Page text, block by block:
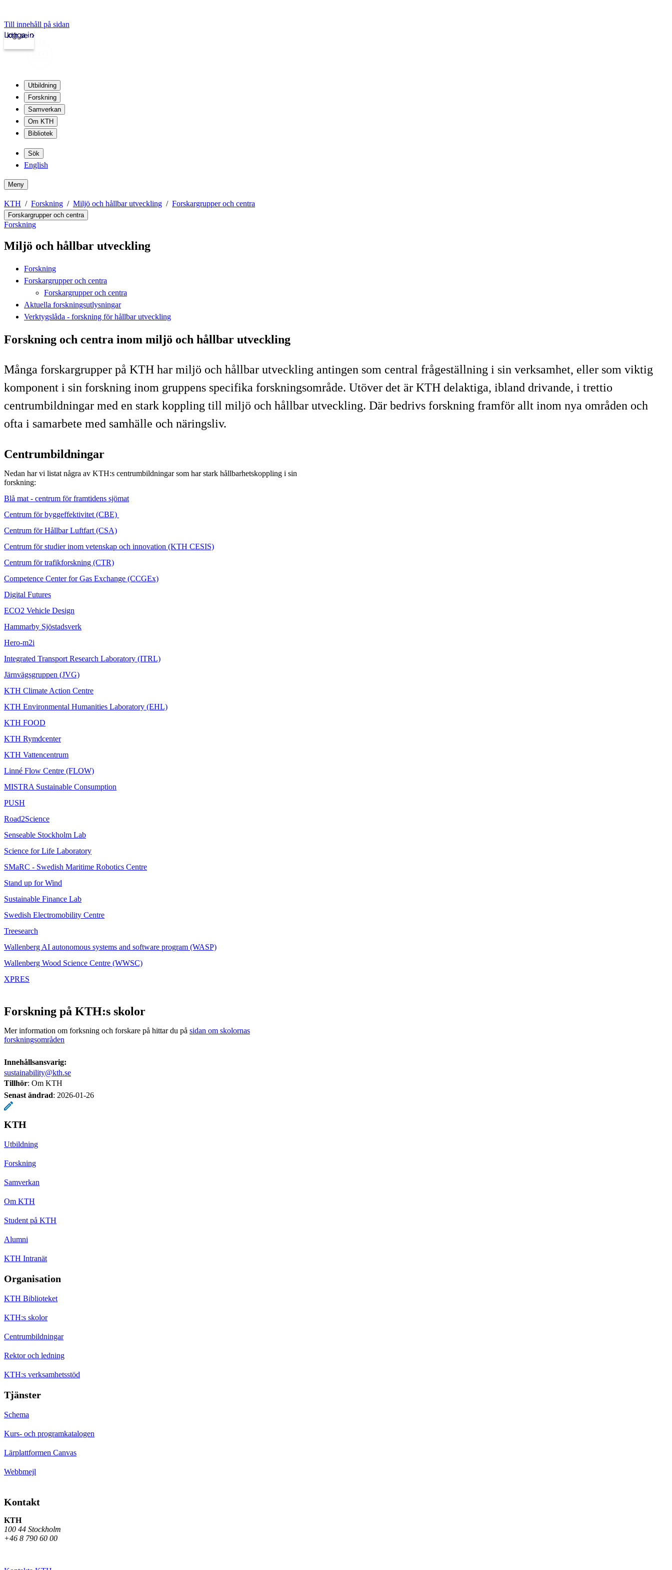
Till innehåll på sidan
kth.se
Logga in
Utbildning
Forskning
Samverkan
Om KTH
Bibliotek
Sök
English
Meny
KTH Forskning Miljö och hållbar utveckling Forskargrupper och centra
Forskargrupper och centra
Forskning
Miljö och hållbar utveckling
Forskning
Forskargrupper och centra
Forskargrupper och centra
Aktuella forskningsutlysningar
Verktygslåda - forskning för hållbar utveckling
Forskning och centra inom miljö och hållbar utveckling
Många forskargrupper på KTH har miljö och hållbar utveckling antingen som central frågeställning i sin verksamhet, eller som viktig
komponent i sin forskning inom gruppens specifika forskningsområde. Utöver det är KTH delaktiga, ibland drivande, i trettio
centrumbildningar med en stark koppling till miljö och hållbar utveckling. Där bedrivs forskning framför allt inom nya områden och
ofta i samarbete med samhälle och näringsliv.
Centrumbildningar
Nedan har vi listat några av KTH:s centrumbildningar som har stark hållbarhetskoppling i sin
forskning:
Blå mat - centrum för framtidens sjömat
Centrum för byggeffektivitet (CBE)
Centrum för Hållbar Luftfart (CSA)
Centrum för studier inom vetenskap och innovation (KTH CESIS)
Centrum för trafikforskning (CTR)
Competence Center for Gas Exchange (CCGEx)
Digital Futures
ECO2 Vehicle Design
Hammarby Sjöstadsverk
Hero-m2i
Integrated Transport Research Laboratory (ITRL)
Järnvägsgruppen (JVG)
KTH Climate Action Centre
KTH Environmental Humanities Laboratory (EHL)
KTH FOOD
KTH Rymdcenter
KTH Vattencentrum
Linné Flow Centre (FLOW)
MISTRA Sustainable Consumption
PUSH
Road2Science
Senseable Stockholm Lab
Science for Life Laboratory
SMaRC - Swedish Maritime Robotics Centre
Stand up for Wind
Sustainable Finance Lab
Swedish Electromobility Centre
Treesearch
Wallenberg AI autonomous systems and software program (WASP)
Wallenberg Wood Science Centre (WWSC)
XPRES
Forskning på KTH:s skolor
Mer information om forksning och forskare på hittar du på sidan om skolornas
forskningsområden
Innehållsansvarig:
sustainability@kth.se
Tillhör: Om KTH
Senast ändrad: 2026-01-26
KTH
Utbildning
Forskning
Samverkan
Om KTH
Student på KTH
Alumni
KTH Intranät
Organisation
KTH Biblioteket
KTH:s skolor
Centrumbildningar
Rektor och ledning
KTH:s verksamhetsstöd
Tjänster
Schema
Kurs- och programkatalogen
Lärplattformen Canvas
Webbmejl
Kontakt
KTH
100 44 Stockholm
+46 8 790 60 00